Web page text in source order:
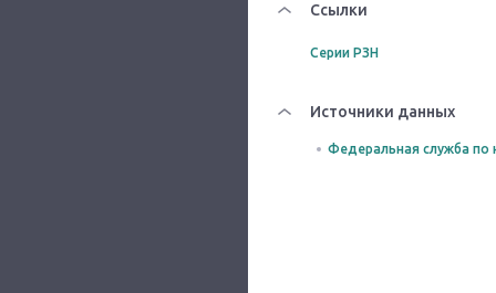
Ссылки
Серии РЗН
Источники данных
Федеральная служба по